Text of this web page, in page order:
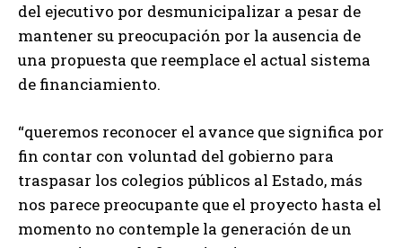
del ejecutivo por desmunicipalizar a pesar de
mantener su preocupación por la ausencia de
una propuesta que reemplace el actual sistema
de financiamiento.
“queremos reconocer el avance que significa por
fin contar con voluntad del gobierno para
traspasar los colegios públicos al Estado, más
nos parece preocupante que el proyecto hasta el
momento no contemple la generación de un